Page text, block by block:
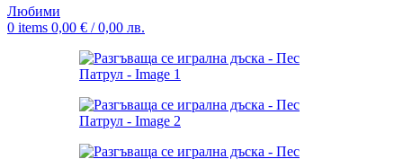
Любими
0 items 0,00 € / 0,00 лв.